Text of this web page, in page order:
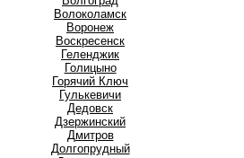
Волоколамск
Воронеж
Воскресенск
Геленджик
Голицыно
Горячий Ключ
Гулькевичи
Дедовск
Дзержинский
Дмитров
Долгопрудный